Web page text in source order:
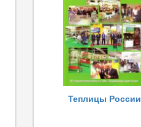
Теплицы России